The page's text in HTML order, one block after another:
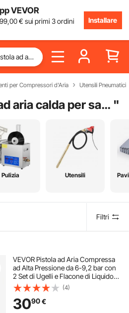
VEVOR
99,00€ sui primi 3 ordini
Installare
per Compressori d'Aria Utensili Pneumatici
pistola ad aria calda per saldatura "
Pulizia Utensili
Filtri
VEVOR Pistola ad Aria Compressa
ad Alta Pressione da 6-9,2 bar con
2 Set di Ugelli e Flacone di Liquido
da 1 L, Pistola Pulizia Tubo Rotante
in Alluminio per Compressore
d'Aria da 1/4 NPT
(4)
3090€